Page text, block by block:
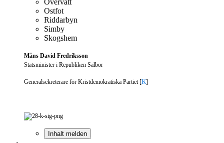
Ostfot
Riddarbyn
Simby
Skogshem
Måns David Fredriksson
Statsminister i Republiken Salbor
Generalsekreterare för Kristdemokratiska Partiet [K]
Inhalt melden